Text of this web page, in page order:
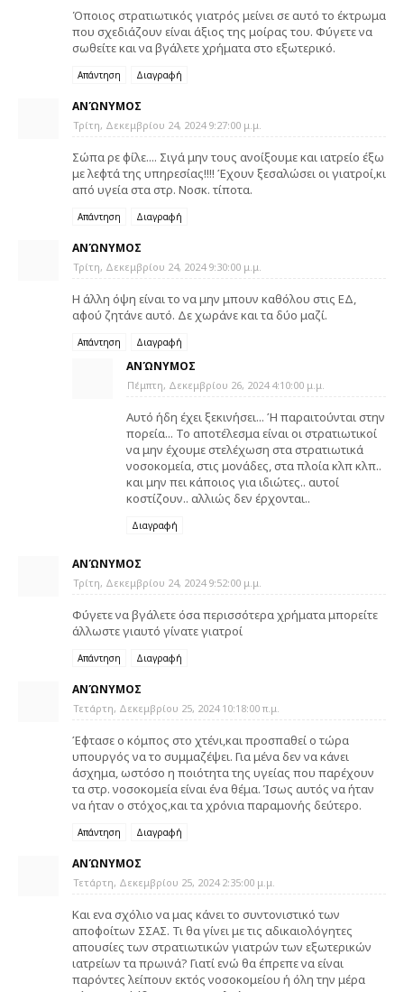
Όποιος στρατιωτικός γιατρός μείνει σε αυτό το έκτρωμα
που σχεδιάζουν είναι άξιος της μοίρας του. Φύγετε να
σωθείτε και να βγάλετε χρήματα στο εξωτερικό.
Απάντηση Διαγραφή
ΑΝΏΝΥΜΟΣ
Τρίτη, Δεκεμβρίου 24, 2024 9:27:00 μ.μ.
Σώπα ρε φίλε.... Σιγά μην τους ανοίξουμε και ιατρείο έξω
με λεφτά της υπηρεσίας!!!! Έχουν ξεσαλώσει οι γιατροί,κι
από υγεία στα στρ. Νοσκ. τίποτα.
Απάντηση Διαγραφή
ΑΝΏΝΥΜΟΣ
Τρίτη, Δεκεμβρίου 24, 2024 9:30:00 μ.μ.
Η άλλη όψη είναι το να μην μπουν καθόλου στις ΕΔ,
αφού ζητάνε αυτό. Δε χωράνε και τα δύο μαζί.
Απάντηση Διαγραφή
ΑΝΏΝΥΜΟΣ
Πέμπτη, Δεκεμβρίου 26, 2024 4:10:00 μ.μ.
Αυτό ήδη έχει ξεκινήσει... Ή παραιτούνται στην
πορεία... Το αποτέλεσμα είναι οι στρατιωτικοί
να μην έχουμε στελέχωση στα στρατιωτικά
νοσοκομεία, στις μονάδες, στα πλοία κλπ κλπ..
και μην πει κάποιος για ιδιώτες.. αυτοί
κοστίζουν.. αλλιώς δεν έρχονται..
Διαγραφή
ΑΝΏΝΥΜΟΣ
Τρίτη, Δεκεμβρίου 24, 2024 9:52:00 μ.μ.
Φύγετε να βγάλετε όσα περισσότερα χρήματα μπορείτε
άλλωστε γιαυτό γίνατε γιατροί
Απάντηση Διαγραφή
ΑΝΏΝΥΜΟΣ
Τετάρτη, Δεκεμβρίου 25, 2024 10:18:00 π.μ.
Έφτασε ο κόμπος στο χτένι,και προσπαθεί ο τώρα
υπουργός να το συμμαζέψει. Για μένα δεν να κάνει
άσχημα, ωστόσο η ποιότητα της υγείας που παρέχουν
τα στρ. νοσοκομεία είναι ένα θέμα. Ίσως αυτός να ήταν
να ήταν ο στόχος,και τα χρόνια παραμονής δεύτερο.
Απάντηση Διαγραφή
ΑΝΏΝΥΜΟΣ
Τετάρτη, Δεκεμβρίου 25, 2024 2:35:00 μ.μ.
Και ενα σχόλιο να μας κάνει το συντονιστικό των
αποφοίτων ΣΣΑΣ. Τι θα γίνει με τις αδικαιολόγητες
απουσίες των στρατιωτικών γιατρών των εξωτερικών
ιατρείων τα πρωινά? Γιατί ενώ θα έπρεπε να είναι
παρόντες λείπουν εκτός νοσοκομείου ή όλη την μέρα